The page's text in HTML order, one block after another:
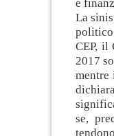
e
La
CEP, il
2017
mentre
se,